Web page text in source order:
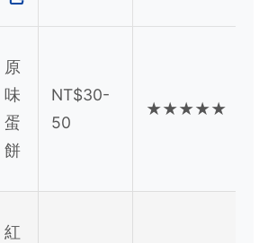
原
味
蛋
餅
NT$30-
50
★★★★★
紅